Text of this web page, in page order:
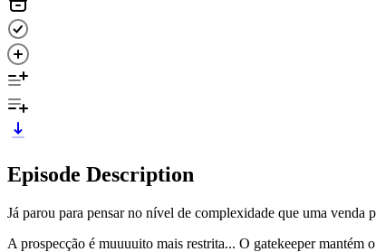
Episode Description
Já parou para pensar no nível de complexidade que uma venda
A prospecção é muuuuito mais restrita... O gatekeeper mantém